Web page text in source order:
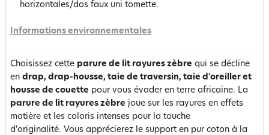
horizontales/dos faux uni tomette.
Informations environnementales
Choisissez cette parure de lit rayures zèbre qui se décline
en drap, drap-housse, taie de traversin, taie d'oreiller et
housse de couette pour vous évader en terre africaine. La
parure de lit rayures zèbre joue sur les rayures en effets
matière et les coloris intenses pour la touche
d'originalité. Vous apprécierez le support en pur coton à la